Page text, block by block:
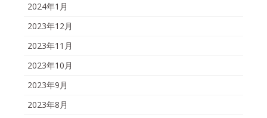
2024年1月
2023年12月
2023年11月
2023年10月
2023年9月
2023年8月